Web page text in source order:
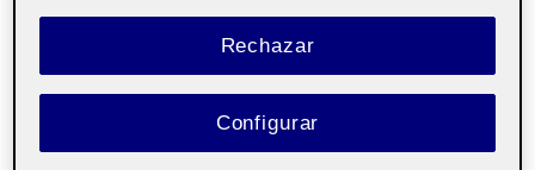
i ara per aquesta pràctica he triat l’activitat que més faig
la carrera. És un espai bastant ample amb una taula de
Rechazar
Configurar